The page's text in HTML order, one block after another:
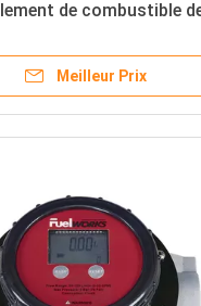
de combustible
de longueur de corde
Meilleur Prix